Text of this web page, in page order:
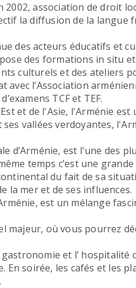
2002, association de droit
la diffusion de la langue
des acteurs éducatifs et
des formations in situ
culturels et des ateliers
l’Association
TCF et TEF.
et de l'Asie, l'Arménie est
vallées verdoyantes,
d’Arménie, est l'une des
temps c’est une
du fait de sa
la mer et de ses influences.
est un mélange
majeur, où vous pourrez
et l’ hospitalité
soirée, les cafés et les